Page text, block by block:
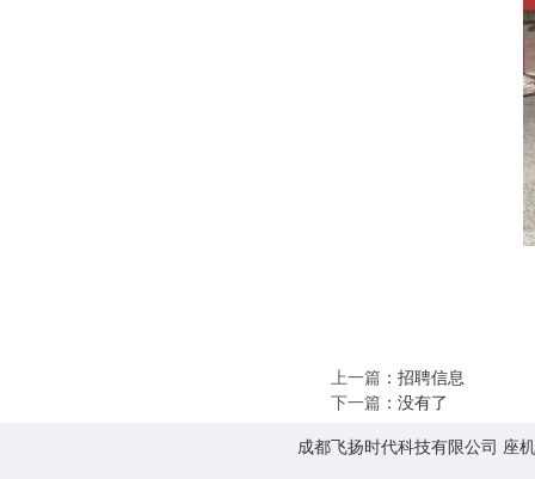
上一篇 ： 招聘信息
下一篇 ：没有了
成都飞扬时代科技有限公司 座